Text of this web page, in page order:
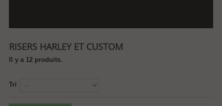
RISERS HARLEY ET CUSTOM
Il y a 12 produits.
Tri